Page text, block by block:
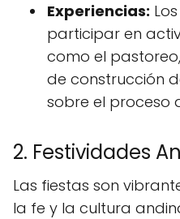
Experiencias:
participar en
como el
de construcción
sobre el proceso
2. Festividades
Las fiestas son
la fe y la cultura